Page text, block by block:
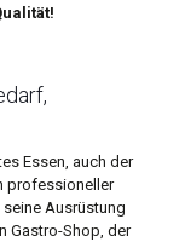
Essen, auch der
professioneller
Ausrüstung
Gastro-Shop, der